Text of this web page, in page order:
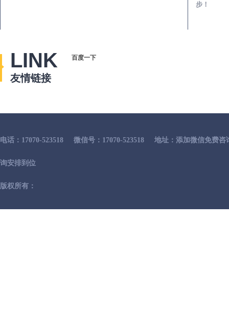
步！
LINK
友情链接
百度一下
电话：17070-523518 微信号：17070-523518 地址：添加微信免费
询安排到位
版权所有：